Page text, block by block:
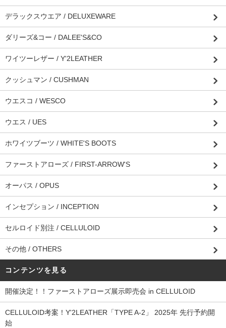
デラックスウエア / DELUXEWARE
ダリーズ&コー / DALEE'S&CO
ワイツーレザー / Y'2LEATHER
クッシュマン / CUSHMAN
ウエスコ / WESCO
ウエス / UES
ホワイツブーツ / WHITE'S BOOTS
ファーストアローズ / FIRST-ARROW'S
オーパス / OPUS
インセプション / INCEPTION
セルロイド別注 / CELLULOID
その他 / OTHERS
コンテンツを見る
開催決定！！ファーストアローズ展示即売会 in CELLULOID
CELLULOID考案！Y'2LEATHER「TYPE A-2」 2025年 先行予約開
始